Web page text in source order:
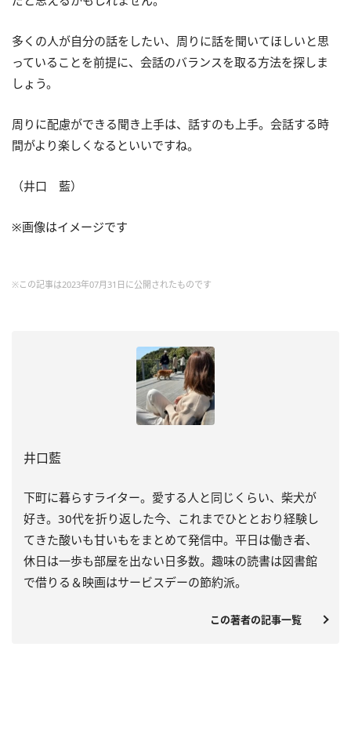
多くの人が自分の話をしたい、周りに話を聞いてほしいと思
っていることを前提に、会話のバランスを取る方法を探しま
しょう。
周りに配慮ができる聞き上手は、話すのも上手。会話する時
間がより楽しくなるといいですね。
（井口 藍）
※画像はイメージです
※この記事は2023年07月31日に公開されたものです
井口藍
下町に暮らすライター。愛する人と同じくらい、柴犬が
好き。30代を折り返した今、これまでひととおり経験し
てきた酸いも甘いもをまとめて発信中。平日は働き者、
休日は一歩も部屋を出ない日多数。趣味の読書は図書館
で借りる＆映画はサービスデーの節約派。
この著者の記事一覧